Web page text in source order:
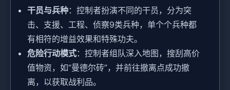
干员与兵种：控制者扮演不同的干员，分为突
击、支援、工程、侦察9类兵种，单个个兵种都
有相符的增益效果和特殊功夫。
危险行动模式：控制者组队深入地图，搜刮高价
值物资，如“曼德尔砖”，并前往撤离点成功撤
离，以获取战利品。